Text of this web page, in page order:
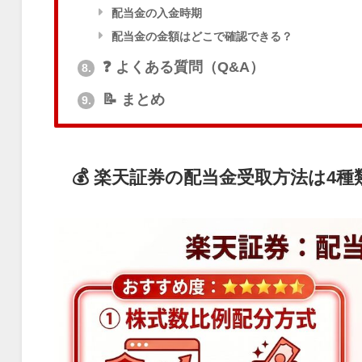
配当金の入金時期
配当金の金額はどこで確認できる？
8. ❓ よくある質問（Q&A）
9. 📝 まとめ
💰 楽天証券の配当金受取方法は4種